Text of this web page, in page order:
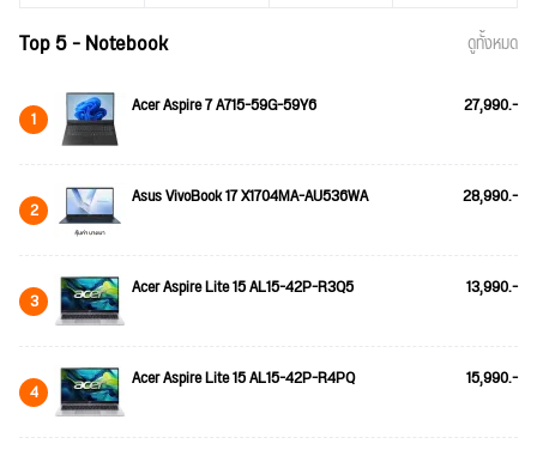
Top 5 - Notebook ดูทั้งหมด
1 Acer Aspire 7 A715-59G-59Y6 27,990.-
2 Asus VivoBook 17 X1704MA-AU536WA 28,990.-
3 Acer Aspire Lite 15 AL15-42P-R3Q5 13,990.-
4 Acer Aspire Lite 15 AL15-42P-R4PQ 15,990.-